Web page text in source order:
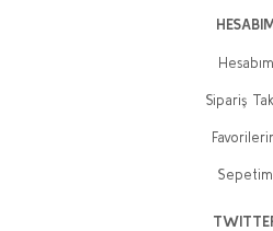
Hesabım
Sipariş
Sepetim